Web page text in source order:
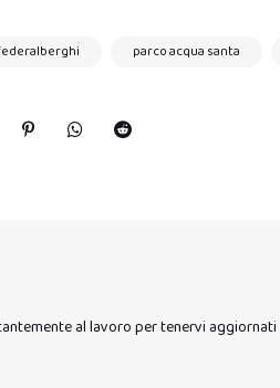
parco acqua santa
al lavoro per tenervi